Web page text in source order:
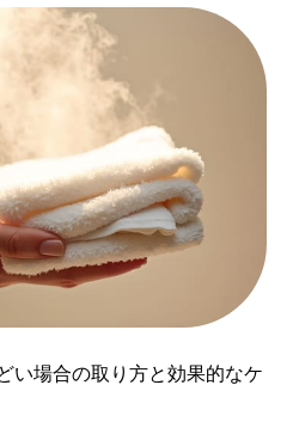
い場合の取り方と効果的なケ